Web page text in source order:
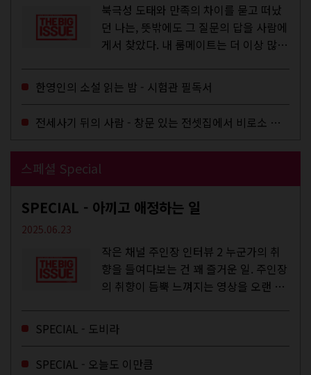
북극성 도태와 만족의 차이를 묻고 떠났
던 나는, 뜻밖에도 그 질문의 답을 사람에
게서 찾았다. 내 룸메이트는 더 이상 많은
한영인의 소설 읽는 밤 - 시험관 필독서
전세사기 뒤의 사람 - 창문 있는 전셋집에서 비로소 겨울 이불을 샀다
스페셜 Special
SPECIAL - 아끼고 애정하는 일
2025.06.23
작은 채널 주인장 인터뷰 2 누군가의 취
향을 들여다보는 건 꽤 즐거운 일. 주인장
의 취향이 듬뿍 느껴지는 영상을 오랜 시
에 스며드는 경험을 하기도 한다. 좀처럼
듣지 않던 장르의 노래를...
SPECIAL - 도비라
SPECIAL - 오늘도 이만큼